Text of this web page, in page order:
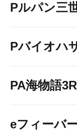
Pルパン三
Pバイオハ
PA海物語
eフィーバ